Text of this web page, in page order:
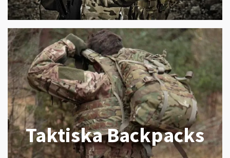
Taktiska Backpacks